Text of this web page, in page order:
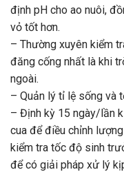
định pH cho ao nuôi,
vỏ tốt hơn.
– Thường xuyên kiểm
đăng cống nhất là khi
ngoài.
– Quản lý tỉ lệ sống và
– Định kỳ 15 ngày/lần
cua để điều chỉnh
kiểm tra tốc độ sinh
để có giải pháp xử lý